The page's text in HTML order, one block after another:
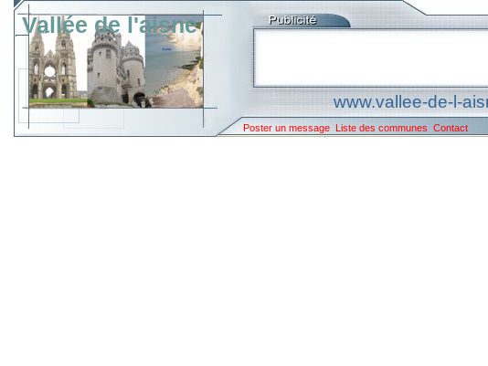
Vallée de l'aisne
www.vallee-de-l-
Poster un message Liste des communes Contact